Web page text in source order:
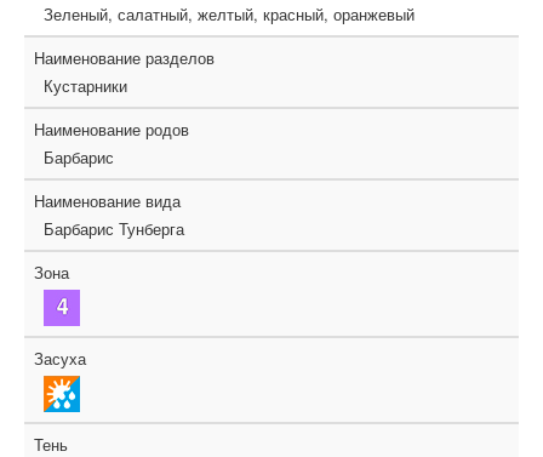
Зеленый, салатный, желтый, красный, оранжевый
Наименование разделов
Кустарники
Наименование родов
Барбарис
Наименование вида
Барбарис Тунберга
Зона
Засуха
Тень